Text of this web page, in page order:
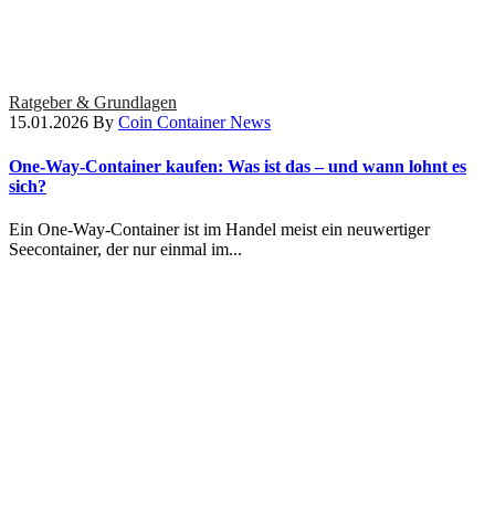
Ratgeber & Grundlagen
15.01.2026 By Coin Container News
One-Way-Container kaufen: Was ist das – und wann lohnt es
sich?
Ein One-Way-Container ist im Handel meist ein neuwertiger
Seecontainer, der nur einmal im...